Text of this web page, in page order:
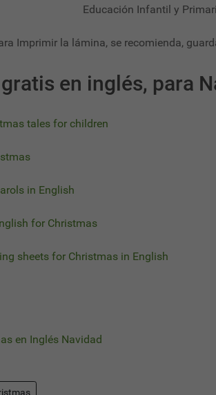
Educación Infantil y
Imprimir la lámina, se recomienda,
en inglés, para
tales for children
in English
for Christmas
sheets for Christmas in English
en Inglés Navidad